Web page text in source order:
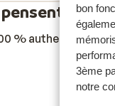
bon
3ème
notre
% authentiques